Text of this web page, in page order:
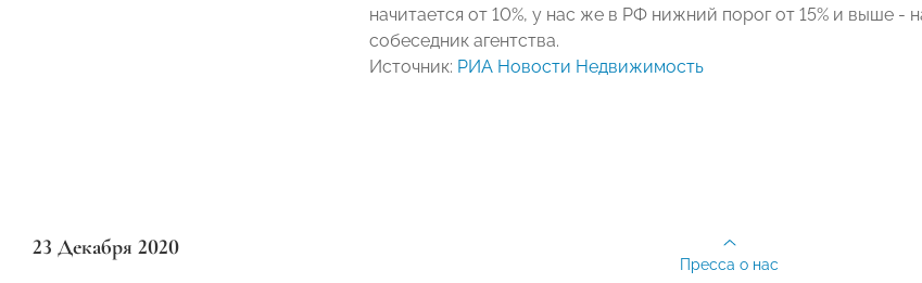
начитается от 10%, у нас же в РФ нижний порог от 15% и выше -
собеседник агентства.
Источник: РИА Новости Недвижимость
23 Декабря 2020
Пресса о нас